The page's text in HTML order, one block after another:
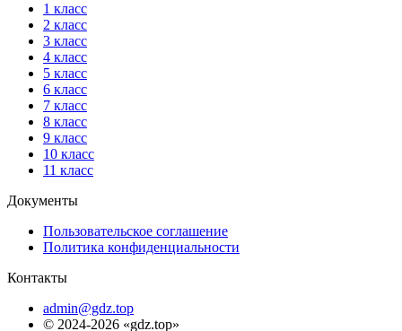
1 класс
2 класс
3 класс
4 класс
5 класс
6 класс
7 класс
8 класс
9 класс
10 класс
11 класс
Документы
Пользовательское соглашение
Политика конфиденциальности
Контакты
admin@gdz.top
© 2024-2026 «gdz.top»